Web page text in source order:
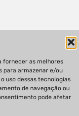
fornecer as melhores
para armazenar e/ou
uso dessas tecnologias
de navegação ou
pode afetar